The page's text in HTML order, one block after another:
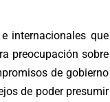
internacionales que
preocupación sobre
de gobierno
de poder presumir